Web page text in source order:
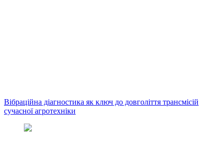
Вібраційна діагностика як ключ до довголіття трансмісій
сучасної агротехніки